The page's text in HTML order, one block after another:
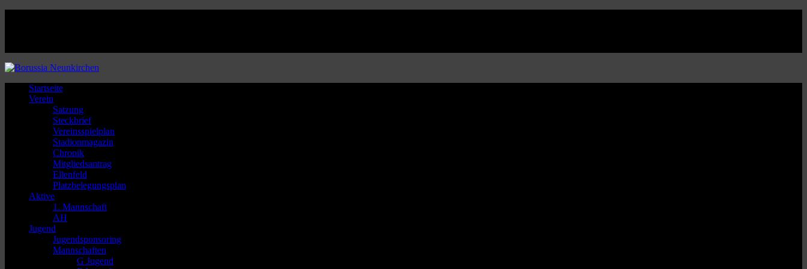
Startseite
Verein
Satzung
Steckbrief
Vereinsspielplan
Stadionmagazin
Chronik
Mitgliedsantrag
Ellenfeld
Platzbelegungsplan
Aktive
1. Mannschaft
AH
Jugend
Jugendsponsoring
Mannschaften
G Jugend